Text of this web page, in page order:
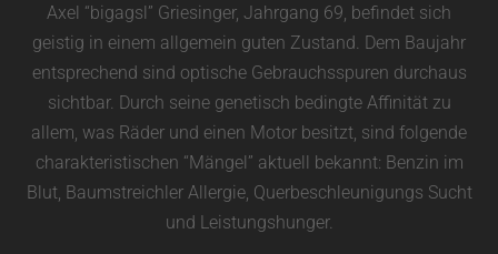
Axel “bigagsl” Griesinger, Jahrgang 69, befindet sich
geistig in einem allgemein guten Zustand. Dem Baujahr
entsprechend sind optische Gebrauchsspuren durchaus
sichtbar. Durch seine genetisch bedingte Affinität zu
allem, was Räder und einen Motor besitzt, sind folgende
charakteristischen “Mängel” aktuell bekannt: Benzin im
Blut, Baumstreichler Allergie, Querbeschleunigungs Sucht
und Leistungshunger.